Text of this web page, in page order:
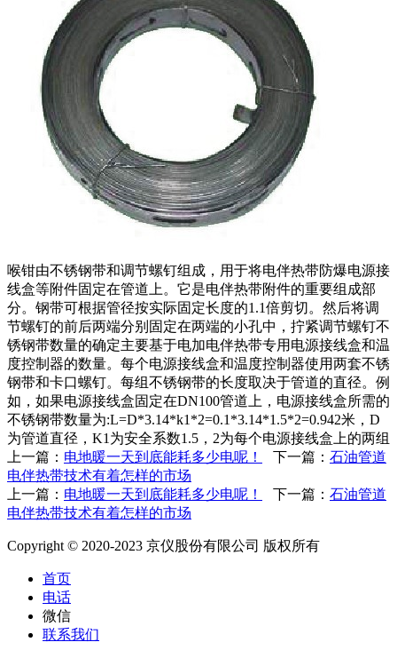
喉钳由不锈钢带和调节螺钉组成，用于将电伴热带防爆电源接
线盒等附件固定在管道上。它是电伴热带附件的重要组成部
分。钢带可根据管径按实际固定长度的1.1倍剪切。然后将调
节螺钉的前后两端分别固定在两端的小孔中，拧紧调节螺钉不
锈钢带数量的确定主要基于电加电伴热带专用电源接线盒和温
度控制器的数量。每个电源接线盒和温度控制器使用两套不锈
钢带和卡口螺钉。每组不锈钢带的长度取决于管道的直径。例
如，如果电源接线盒固定在DN100管道上，电源接线盒所需的
不锈钢带数量为:L=D*3.14*k1*2=0.1*3.14*1.5*2=0.942米，D
为管道直径，K1为安全系数1.5，2为每个电源接线盒上的两组
上一篇： 电地暖一天到底能耗多少电呢！ 下一篇： 石油管道
电伴热带技术有着怎样的市场
上一篇： 电地暖一天到底能耗多少电呢！ 下一篇： 石油管道
电伴热带技术有着怎样的市场
Copyright © 2020-2023 京仪股份有限公司 版权所有
首页
电话
微信
联系我们